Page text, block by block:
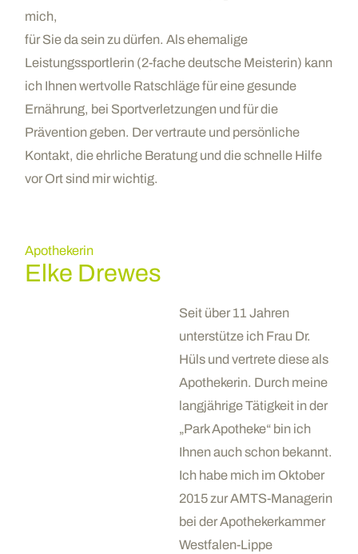
mich,
für Sie da sein zu dürfen. Als ehemalige
Leistungssportlerin (2-fache deutsche Meisterin) kann
ich Ihnen wertvolle Ratschläge für eine gesunde
Ernährung, bei Sportverletzungen und für die
Prävention geben. Der vertraute und persönliche
Kontakt, die ehrliche Beratung und die schnelle Hilfe
vor Ort sind mir wichtig.
Apothekerin
Elke Drewes
Seit über 11 Jahren
unterstütze ich Frau Dr.
Hüls und vertrete diese als
Apothekerin. Durch meine
langjährige Tätigkeit in der
„Park Apotheke“ bin ich
Ihnen auch schon bekannt.
Ich habe mich im Oktober
2015 zur AMTS-Managerin
bei der Apothekerkammer
Westfalen-Lippe